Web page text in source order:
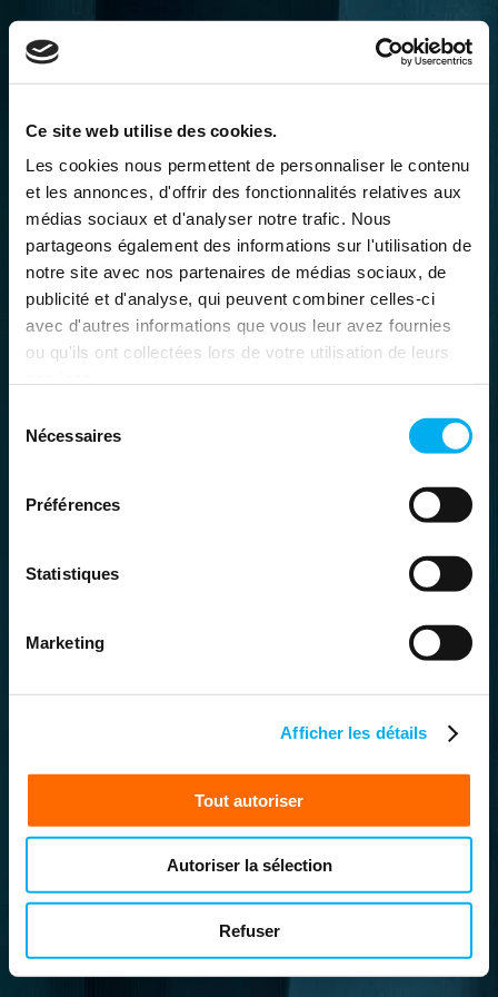
Ce site web utilise des cookies.
Les cookies nous permettent de personnaliser le contenu
et les annonces, d'offrir des fonctionnalités relatives aux
médias sociaux et d'analyser notre trafic. Nous
partageons également des informations sur l'utilisation de
notre site avec nos partenaires de médias sociaux, de
publicité et d'analyse, qui peuvent combiner celles-ci
avec d'autres informations que vous leur avez fournies
ou qu'ils ont collectées lors de votre utilisation de leurs
Nécessaires
Préférences
Statistiques
Marketing
Afficher les détails
Tout autoriser
Autoriser la sélection
Refuser